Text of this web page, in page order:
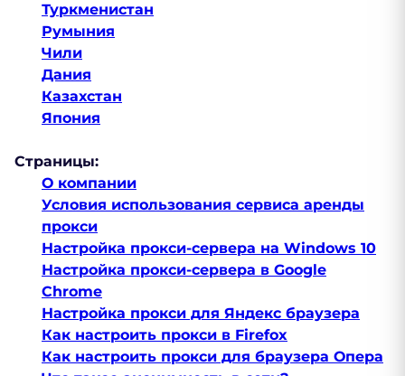
Туркменистан
Румыния
Чили
Дания
Казахстан
Япония
Страницы:
О компании
Условия использования сервиса аренды
прокси
Настройка прокси-сервера на Windows 10
Настройка прокси-сервера в Google
Chrome
Настройка прокси для Яндекс браузера
Как настроить прокси в Firefox
Как настроить прокси для браузера Опера